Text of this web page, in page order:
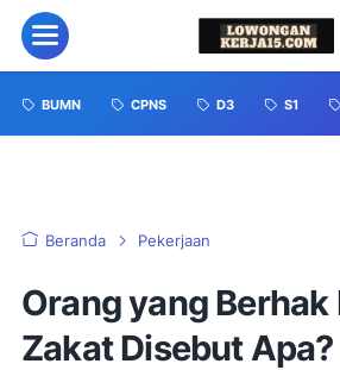
BUMN CPNS D3 S1
Beranda Pekerjaan
Orang yang
Zakat Disebut